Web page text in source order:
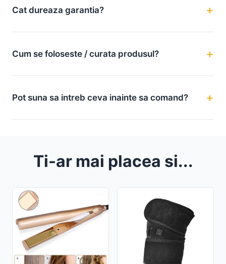
Cat dureaza garantia?
Cum se foloseste / curata produsul?
Pot suna sa intreb ceva inainte sa comand?
Ti-ar mai placea si...